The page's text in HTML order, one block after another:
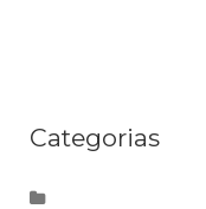
Categorias